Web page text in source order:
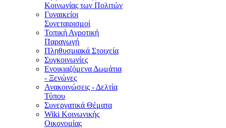
Κοινωνίας των Πολιτών
Γυναικείοι
Συνεταιρισμοί
Τοπική Αγροτική
Παραγωγή
Πληθυσμιακά Στοιχεία
Συγκοινωνίες
Ενοικιαζόμενα Δωμάτια
- Ξενώνες
Ανακοινώσεις - Δελτία
Τύπου
Συνεργατικά Θέματα
Wiki Κοινωνικής
Οικονομίας